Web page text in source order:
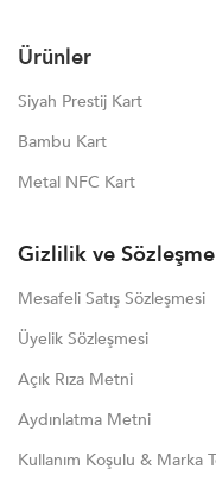
Ürünler
Siyah Prestij Kart
Bambu Kart
Metal NFC Kart
Gizlilik ve
Mesafeli Satış Sözleşmesi
Üyelik Sözleşmesi
Açık Rıza Metni
Aydınlatma Metni
Kullanım Koşulu & Marka